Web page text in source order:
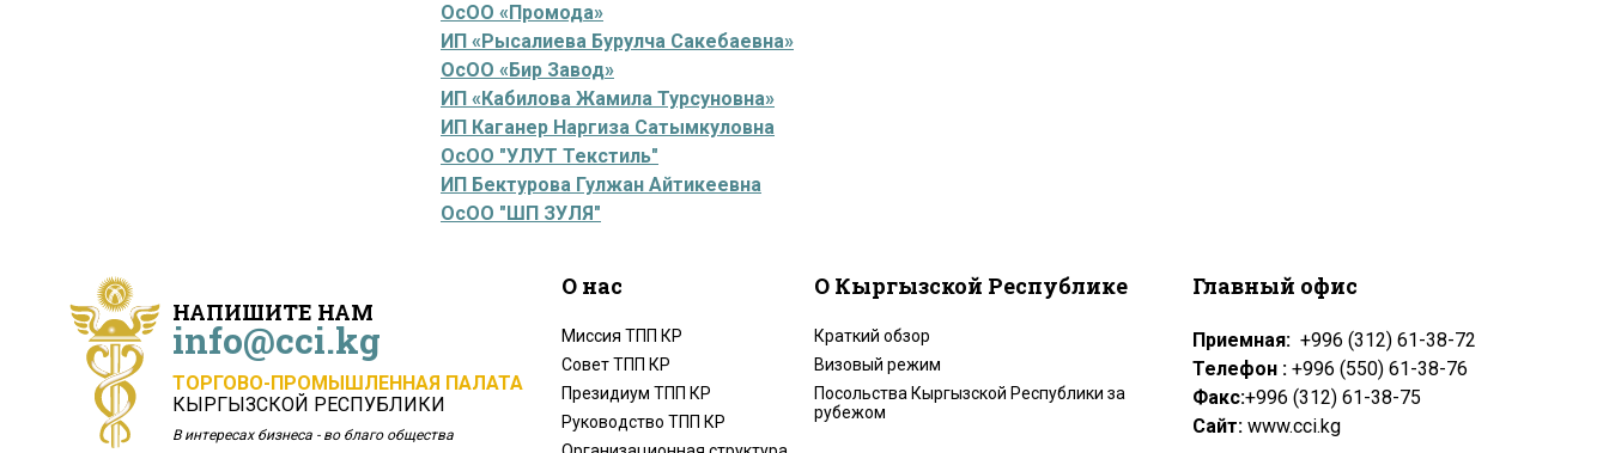
ОсОО «Промода»
ИП «Рысалиева Бурулча Сакебаевна»
ОсОО «Бир Завод»
ИП «Кабилова Жамила Турсуновна»
ИП Каганер Наргиза Сатымкуловна
ОсОО "УЛУТ Текстиль"
ИП Бектурова Гулжан Айтикеевна
ОсОО "ШП ЗУЛЯ"
НАПИШИТЕ НАМ
info@cci.kg
ТОРГОВО-ПРОМЫШЛЕННАЯ ПАЛАТА
КЫРГЫЗСКОЙ РЕСПУБЛИКИ
В интересах бизнеса - во благо общества
О нас
Миссия ТПП КР
Совет ТПП КР
Президиум ТПП КР
Руководство ТПП КР
О Кыргызской Республике
Краткий обзор
Визовый режим
Посольства Кыргызской Республики за
рубежом
Главный офис
Приемная:+996 (312) 61-38-72
Телефон :+996 (550) 61-38-76
Факс:+996 (312) 61-38-75
Сайт:www.cci.kg